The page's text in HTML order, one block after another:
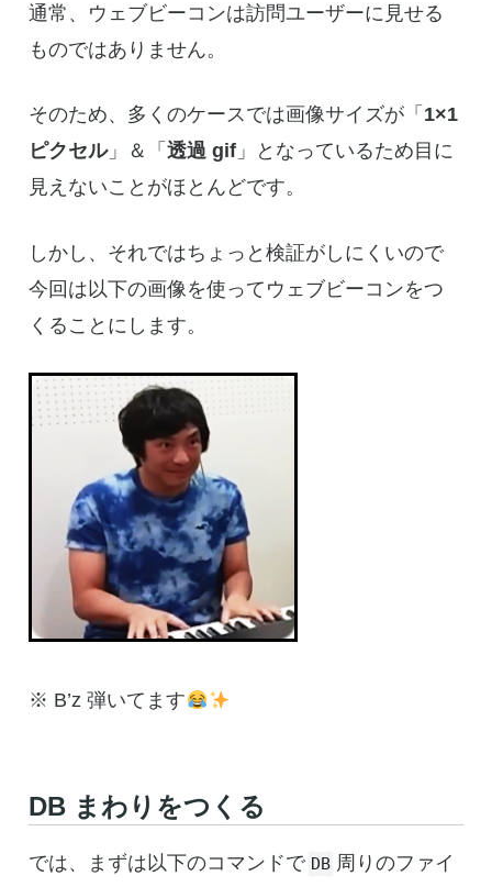
通常、ウェブビーコンは訪問ユーザーに見せる
ものではありません。
そのため、多くのケースでは画像サイズが「 1×1
ピクセル」＆「透過 gif 」となっているため目に
見えないことがほとんどです。
しかし、それではちょっと検証がしにくいので
今回は以下の画像を使ってウェブビーコンをつ
くることにします。
※ B’z 弾いてます
DB まわりをつくる
では、まずは以下のコマンドで DB 周りのファイ